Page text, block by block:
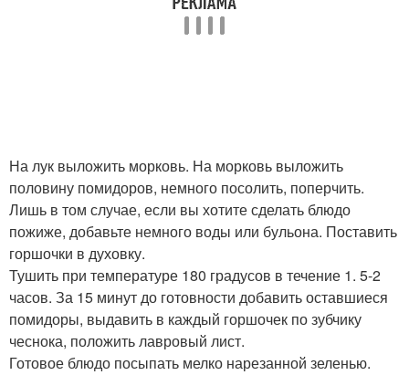
На лук выложить морковь. На морковь выложить
половину помидоров, немного посолить, поперчить.
Лишь в том случае, если вы хотите сделать блюдо
пожиже, добавьте немного воды или бульона. Поставить
горшочки в духовку.
Тушить при температуре 180 градусов в течение 1. 5-2
часов. За 15 минут до готовности добавить оставшиеся
помидоры, выдавить в каждый горшочек по зубчику
чеснока, положить лавровый лист.
Готовое блюдо посыпать мелко нарезанной зеленью.